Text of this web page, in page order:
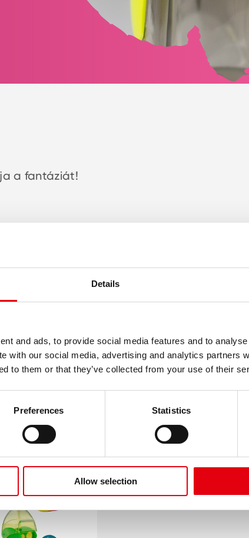
Details
and ads, to provide social media features and to
with our social media, advertising and analytics partners
to them or that they’ve collected from your use of their
Preferences Statistics
Allow selection
a fantáziát!
Hegyező Migoo Hegyező